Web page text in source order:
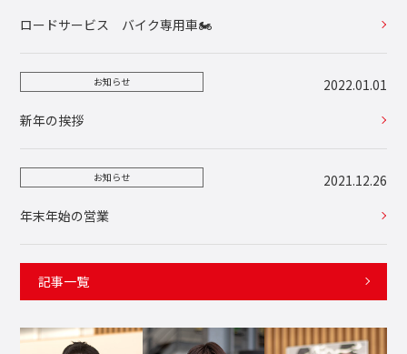
ロードサービス バイク専用車🏍️
お知らせ
2022.01.01
新年の挨拶
お知らせ
2021.12.26
年末年始の営業
記事一覧